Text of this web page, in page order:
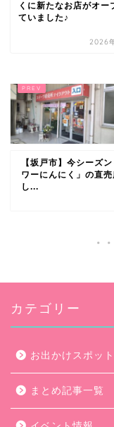
くに新たなお店がオー
ていました♪
2026
【坂戸市】今シーズ
ワーにんにく」の直
し...
カテゴリー
お出かけスポット
まとめ記事一覧